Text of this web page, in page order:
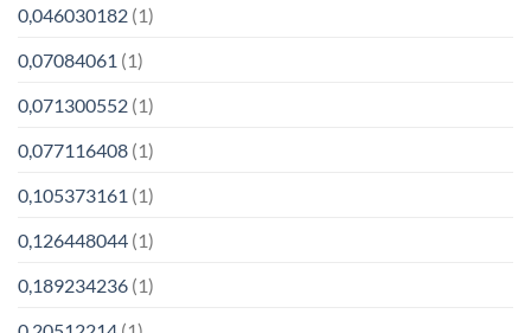
0,046030182 (1)
0,07084061 (1)
0,071300552 (1)
0,077116408 (1)
0,105373161 (1)
0,126448044 (1)
0,189234236 (1)